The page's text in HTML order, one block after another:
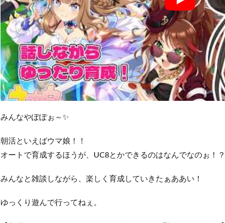
みんなやぽぽぉ～✨
朝活といえばウマ娘！！
オートで育成するほうが、UC8とかできるのはなんでなのぉ！？
みんなと雑談しながら、楽しく育成していきたぁああい！
ゆっくり遊んで行ってねぇ。